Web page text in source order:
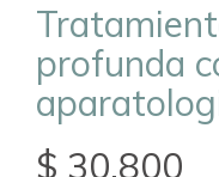
profunda
$ 30.800